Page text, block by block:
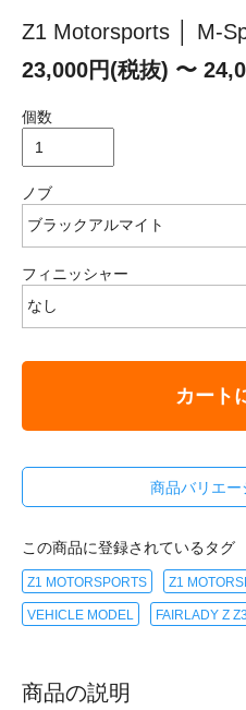
Z1 Motorsports │ M-
23,000円(税抜) 〜
個数
ノブ
フィニッシャー
カート
商品バリエー
この商品に登録されているタグ
Z1 MOTORSPORTS Z1
VEHICLE MODEL FAIRLADY Z
商品の説明